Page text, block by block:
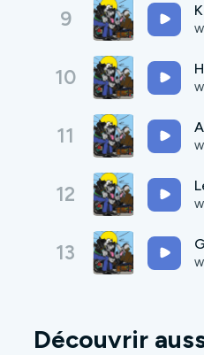
9
10
11
12
13
Découvrir